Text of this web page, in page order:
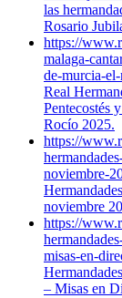
las
Rosario
https://
malaga-
de-murcia-
Real
Pentecostés
Rocío 2025.
https://
noviembre-
noviembre
https://
misas-en-
– Misas en